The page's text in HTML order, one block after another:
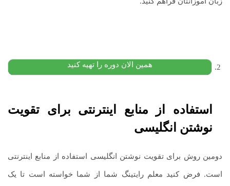
همین الان دوره را تهیه کنید
استفاده از منابع اینترنتی برای تقویت
نوشتن انگلیسی
دومین روش برای تقویت نوشتن انگلیسی استفاده از منابع اینترنتی
است. فرض کنید معلم رایتینگ شما از شما خواسته است تا یک